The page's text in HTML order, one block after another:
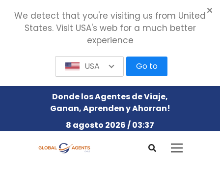
Donde los Agentes de Viaje,
Ganan, Aprenden y Ahorran!
8 agosto 2026 / 03:37
We detect that you're visiting us from United
States. Visit USA's web for a much better
experience
USA Go to